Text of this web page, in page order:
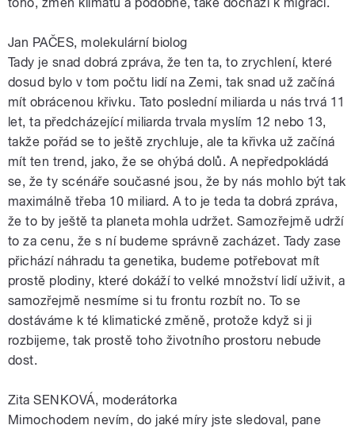
Jan PAČES, molekulární biolog
Tady je snad dobrá zpráva, že ten ta, to zrychlení, které
dosud bylo v tom počtu lidí na Zemi, tak snad už začíná
mít obrácenou křivku. Tato poslední miliarda u nás trvá 11
let, ta předcházející miliarda trvala myslím 12 nebo 13,
takže pořád se to ještě zrychluje, ale ta křivka už začíná
mít ten trend, jako, že se ohýbá dolů. A nepředpokládá
se, že ty scénáře současné jsou, že by nás mohlo být tak
maximálně třeba 10 miliard. A to je teda ta dobrá zpráva,
že to by ještě ta planeta mohla udržet. Samozřejmě udrží
to za cenu, že s ní budeme správně zacházet. Tady zase
přichází náhradu ta genetika, budeme potřebovat mít
prostě plodiny, které dokáží to velké množství lidí uživit, a
samozřejmě nesmíme si tu frontu rozbít no. To se
dostáváme k té klimatické změně, protože když si ji
rozbijeme, tak prostě toho životního prostoru nebude
dost.
Zita SENKOVÁ, moderátorka
Mimochodem nevím, do jaké míry jste sledoval, pane